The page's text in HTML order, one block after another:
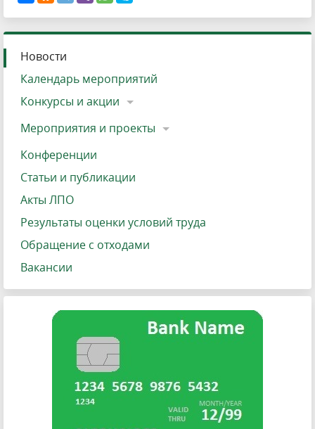
Новости
Календарь мероприятий
Конкурсы и акции
Мероприятия и проекты
Конференции
Статьи и публикации
Акты ЛПО
Результаты оценки условий труда
Обращение с отходами
Вакансии